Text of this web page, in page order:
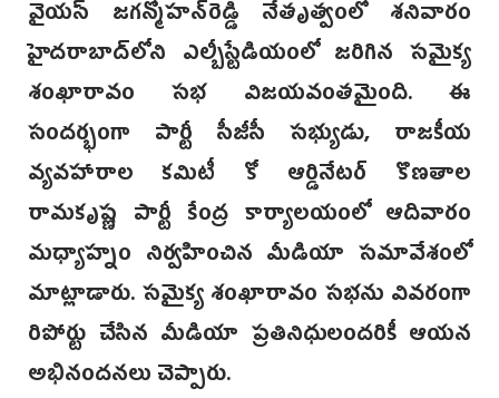
వైయస్‌ జగన్మోహన్‌రెడ్డి నేతృత్వంలో శనివారం
హైదరాబాద్‌లోని ఎల్బీస్టేడియంలో జరిగిన సమైక్య
శంఖారావం సభ విజయవంతమైంది. ఈ
సందర్భంగా పార్టీ సీజీసీ సభ్యుడు, రాజకీయ
వ్యవహారాల కమిటీ కో ఆర్డినేటర్‌ కొణతాల
రామకృష్ణ పార్టీ కేంద్ర కార్యాలయంలో ఆదివారం
మధ్యాహ్నం నిర్వహించిన మీడియా సమావేశంలో
మాట్లాడారు. సమైక్య శంఖారావం సభను వివరంగా
రిపోర్టు చేసిన మీడియా ప్రతినిధులందరికీ ఆయన
అభినందనలు చెప్పారు.